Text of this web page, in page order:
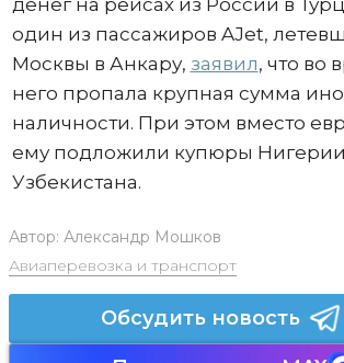
денег на рейсах из России в
один из пассажиров AJet,
Москвы в Анкару, заявил, что во
него пропала крупная сумма
наличности. При этом вместо
ему подложили купюры
Узбекистана.
Автор: Александр Мошков
Авиаперевозка и транспорт
Обсудить новость